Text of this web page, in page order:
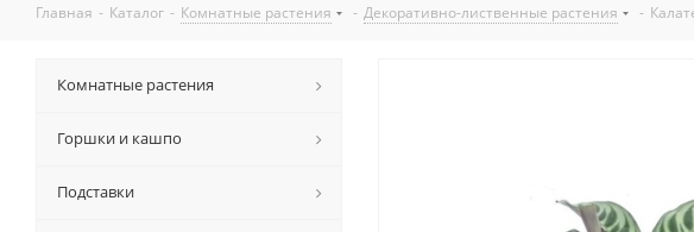
Главная - Каталог - Комнатные растения - Декоративно-лиственные растения -
Комнатные растения
Горшки и кашпо
Подставки